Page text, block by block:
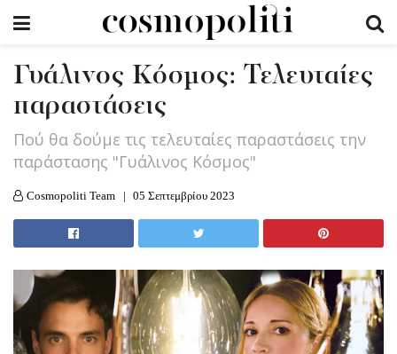
Γυάλινος Κόσμος: Τελευταίες
παραστάσεις
Πού θα δούμε τις τελευταίες παραστάσεις την
παράστασης "Γυάλινος Κόσμος"
Cosmopoliti Team 05 Σεπτεμβρίου 2023